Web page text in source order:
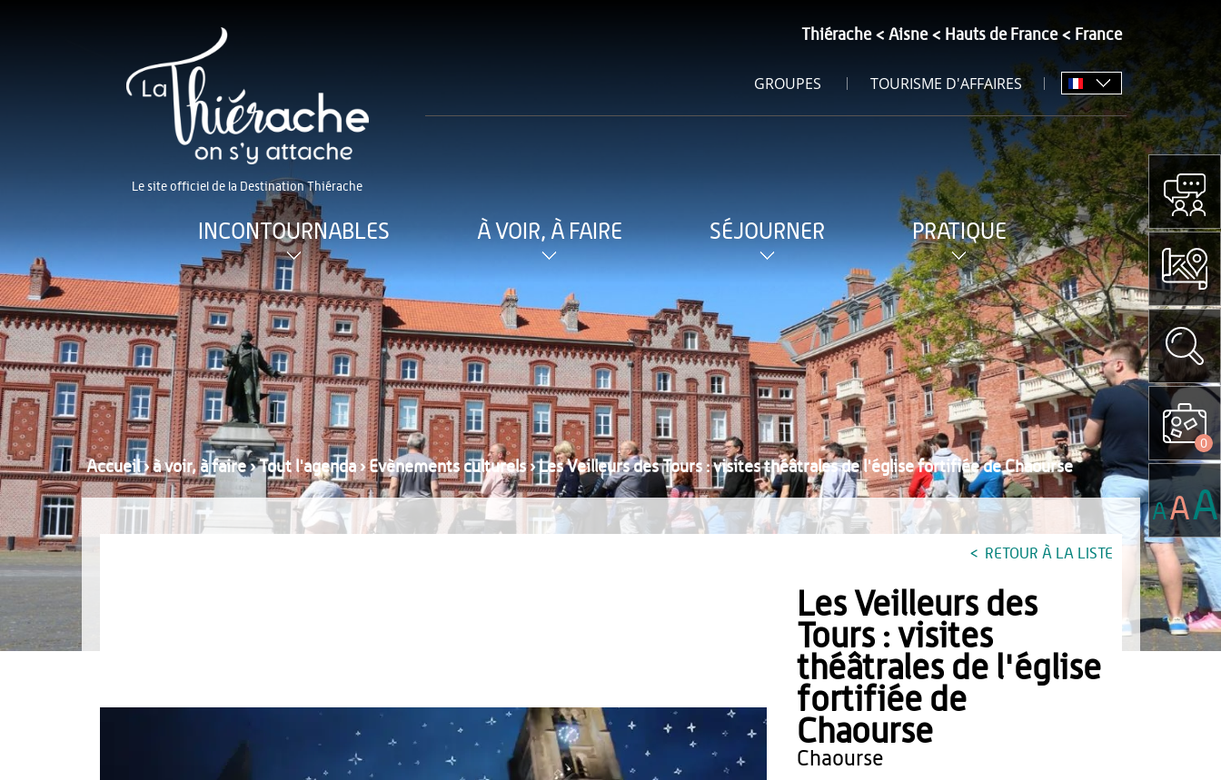
Le site officiel de la Destination Thiérache
Thiérache Aisne Hauts de France France
GROUPES TOURISME D'AFFAIRES
INCONTOURNABLES À VOIR, À FAIRE SÉJOURNER PRATIQUE
Accueil›à voir, à faire›Tout l'agenda›Evènements culturels›Les Veilleurs des Tours : visites théâtrales de l'église fortifiée de Chaourse
RETOUR À LA LISTE
Les Veilleurs des
Tours : visites
théâtrales de l'église
fortifiée de
Chaourse
chaourse
0
AAA